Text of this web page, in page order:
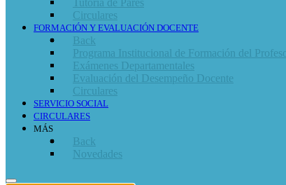
Circulares
FORMACIÓN Y EVALUACIÓN DOCENTE
Back
Programa Institucional de Formación del
Exámenes Departamentales
Evaluación del Desempeño Docente
Circulares
SERVICIO SOCIAL
CIRCULARES
MÁS
Back
Novedades